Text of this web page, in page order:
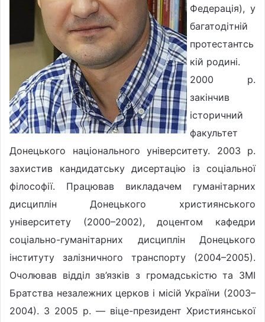
Федерація), у
багатодітній
протестантсь
кій родині.
2000 р.
закінчив
історичний
факультет
Донецького національного університету. 2003 р.
захистив кандидатську дисертацію із соціальної
філософії. Працював викладачем гуманітарних
дисциплін Донецького християнського
університету (2000–2002), доцентом кафедри
соціально-гуманітарних дисциплін Донецького
інституту залізничного транспорту (2004–2005).
Очолював відділ зв’язків з громадськістю та ЗМІ
Братства незалежних церков і місій України (2003–
2004). З 2005 р. — віце-президент Християнської